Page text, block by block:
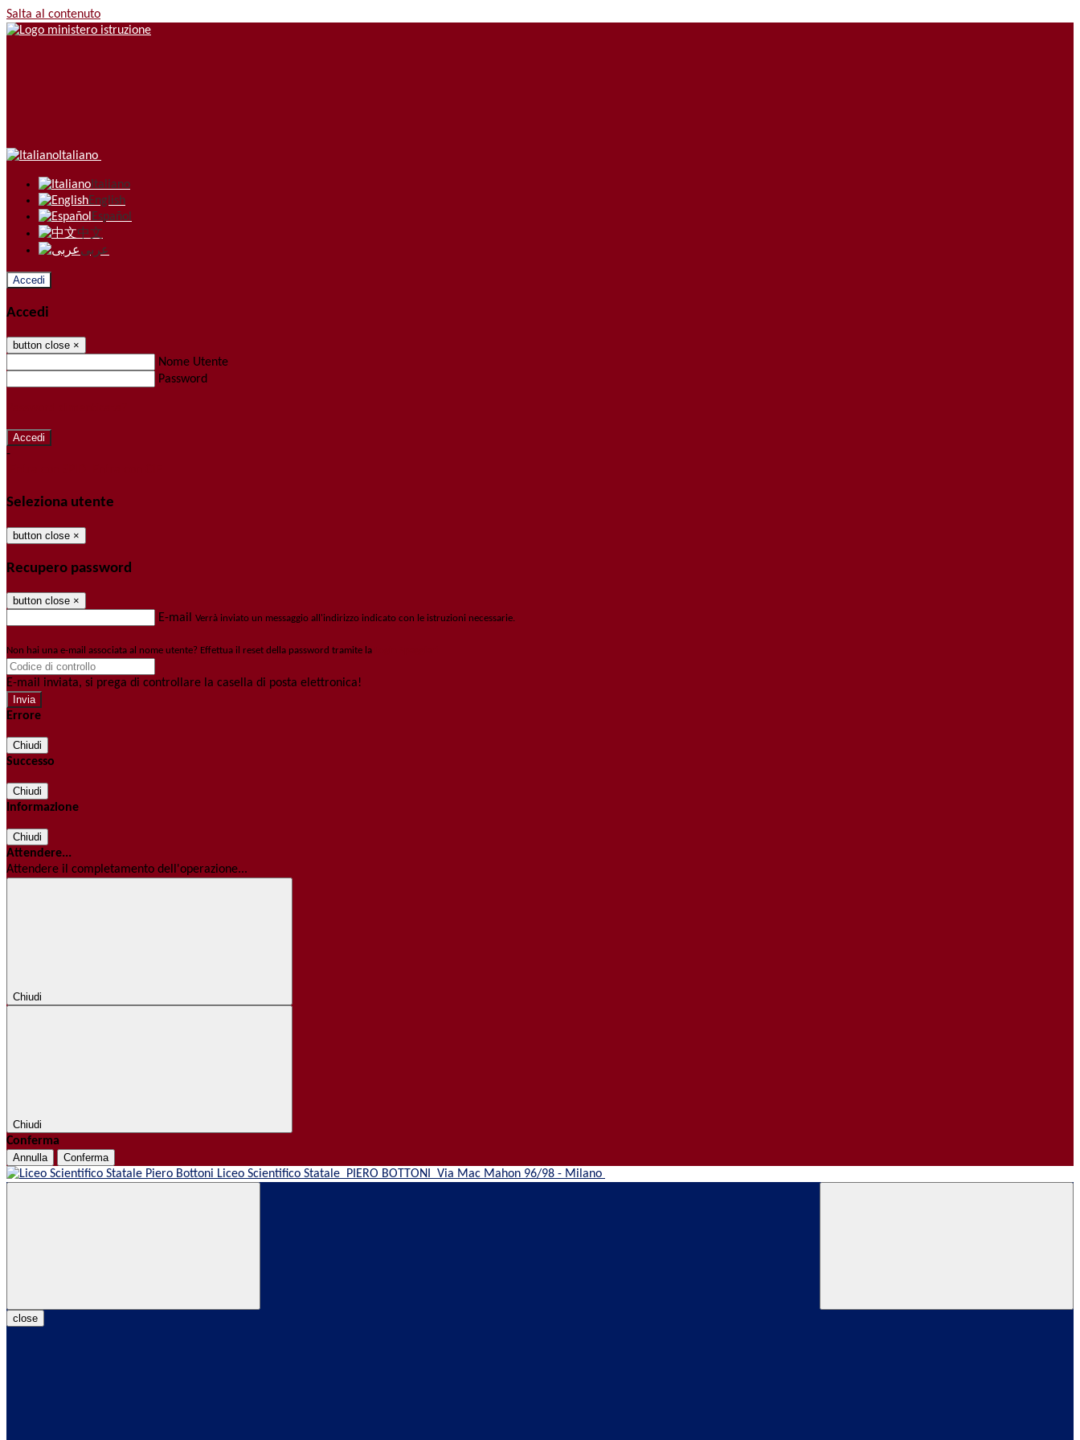
Salta al contenuto
Italiano
Italiano
English
Español
中文
عربى
Accedi
Accedi
button close ×
Nome Utente
Password
-
Seleziona utente
button close ×
Recupero password
button close ×
E-mail Verrà inviato un messaggio all'indirizzo indicato con le istruzioni necessarie.
Non hai una e-mail associata al nome utente? Effettua il reset della password tramite la
E-mail inviata, si prega di controllare la casella di posta elettronica!
Errore
Chiudi
Successo
Chiudi
Informazione
Chiudi
Attendere...
Attendere il completamento dell'operazione...
Chiudi
Chiudi
Conferma
Annulla Conferma
Liceo Scientifico Statale PIERO BOTTONI Via Mac Mahon 96/98 - Milano
close